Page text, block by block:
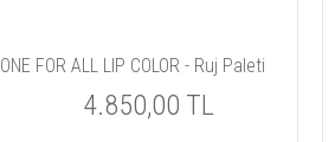
ONE FOR ALL LIP COLOR - Ruj Paleti
4.850,00 TL